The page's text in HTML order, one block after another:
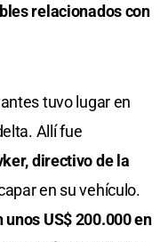
relacionados con
tuvo lugar en
Allí fue
directivo de la
en su vehículo.
US$ 200.000 en